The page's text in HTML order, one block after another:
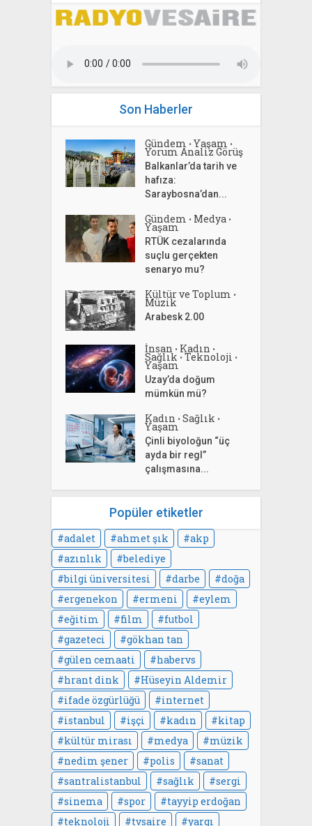
Son Haberler
Gündem • Yaşam •
Yorum Analiz Görüş
Balkanlar’da tarih ve
hafıza:
Saraybosna’dan...
Gündem • Medya •
Yaşam
RTÜK cezalarında
suçlu gerçekten
senaryo mu?
Kültür ve Toplum •
Müzik
Arabesk 2.00
İnsan • Kadın •
Sağlık • Teknoloji •
Yaşam
Uzay’da doğum
mümkün mü?
Kadın • Sağlık •
Yaşam
Çinli biyoloğun “üç
ayda bir regl”
çalışmasına...
Popüler etiketler
adalet ahmet şık
akp
azınlık
belediye
bilgi üniversitesi
darbe
doğa
ergenekon
ermeni
eylem
eğitim
film
futbol
gazeteci
gökhan tan
gülen cemaati
habervs
hrant dink
Hüseyin Aldemir
ifade özgürlüğü
internet
istanbul
işçi kadın
kitap
kültür mirası
medya
müzik
nedim şener
polis
sanat
santralistanbul
sağlık
sergi
sinema
spor
tayyip erdoğan
teknoloji
tvsaire
yargı